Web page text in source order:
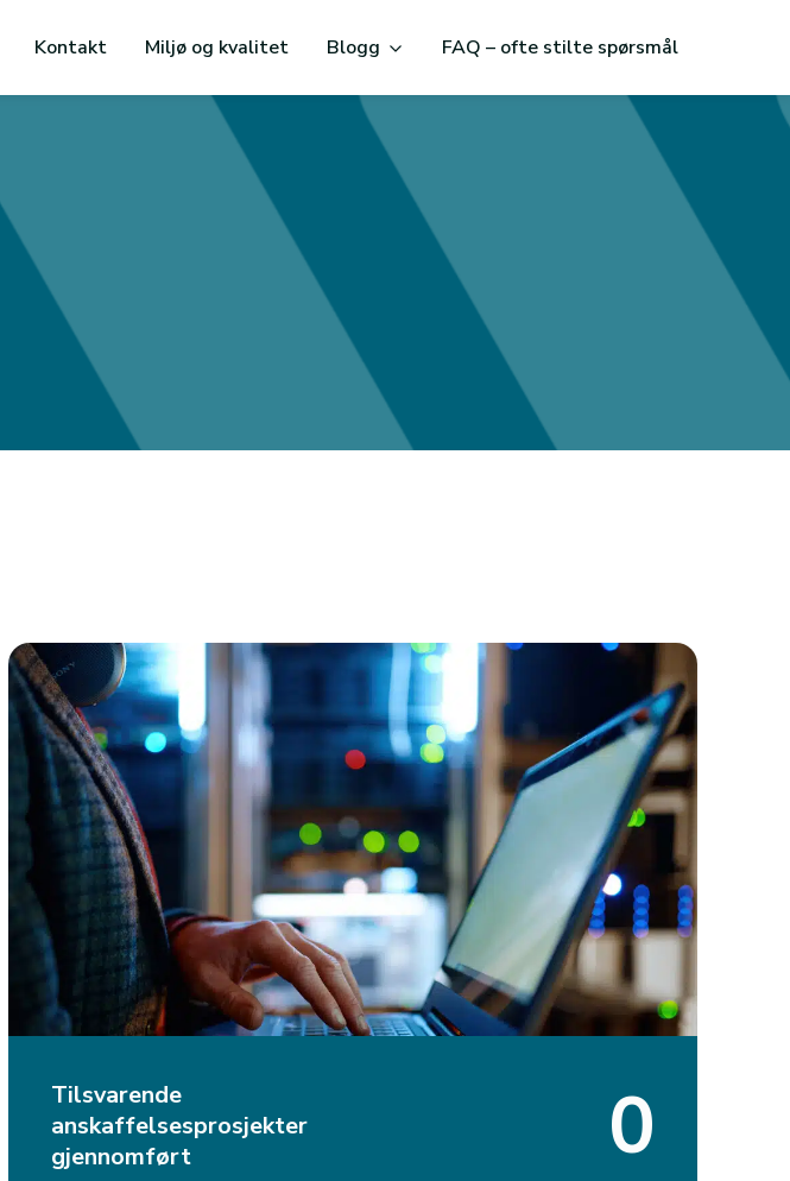
Kontakt Miljø og kvalitet Blogg FAQ – ofte stilte spørsmål
Tilsvarende
anskaffelsesprosjekter
gjennomført
0